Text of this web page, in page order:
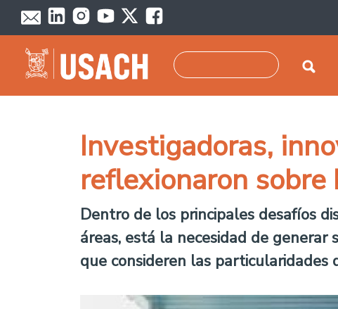
Skip to main content
Investigadoras,
reflexionaron sobre
Dentro de los principales desafíos
áreas, está la necesidad de
que consideren las